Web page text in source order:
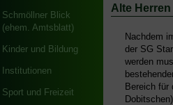
Schmöllner Blick
(ehem. Amtsblatt)
Kinder und Bildung
Institutionen
Sport und Freizeit
Alte
Nachdem
der SG
werden
Bereich für